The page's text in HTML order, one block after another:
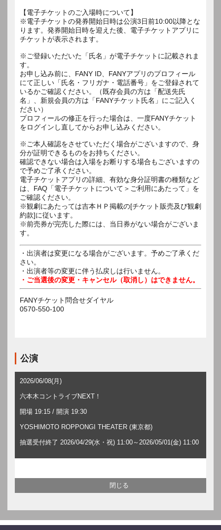
【電子チケットのご入場時について】
※電子チケットの発券開始日時は公演3日前10:00以降とな
ります。発券開始日時を迎えた後、電子チケットアプリに
チケットが表示されます。
※ご登録いただいた「氏名」が電子チケットに記載されま
す。
お申し込み前に、FANY ID、FANYアプリのプロフィール
にて正しい「氏名・フリガナ・電話番号」をご登録されて
いるかご確認ください。（既存会員の方は「配送先氏
名」、新規会員の方は「FANYチケット氏名」にご記入く
ださい）
プロフィールの修正を行った場合は、一度FANYチケット
をログインし直してからお申し込みください。
※ご本人確認をさせていただく場合がございますので、身
分が証明できるものをお持ちください。
確認できない場合は入場をお断りする場合もございますの
で予めご了承ください。
電子チケットアプリの詳細、有効な身分証明書の種類など
は、FAQ「電子チケットについて＞ご利用にあたって」を
ご確認ください。
※観劇にあたっては吉本ＨＰ掲載の[チケット販売及び観劇
約款]に従います。
※前売券が完売した際には、当日券がない場合がございま
す。
・出演者は変更になる場合がございます。予めご了承くだ
さい。
・出演者等の変更に伴う払戻しは行いません。
・ご当選後の変更・キャンセル（取消し）はできません。
FANYチケット問合せダイヤル
0570-550-100
公演
2026/06/08(月)
六本木コントライブNEXT！
開場 19:15 / 開演 19:30
YOSHIMOTO ROPPONGI THEATER (東京都)
抽選受付終了 2026/04/29(水・祝) 11:00～2026/05/01(金) 11:00